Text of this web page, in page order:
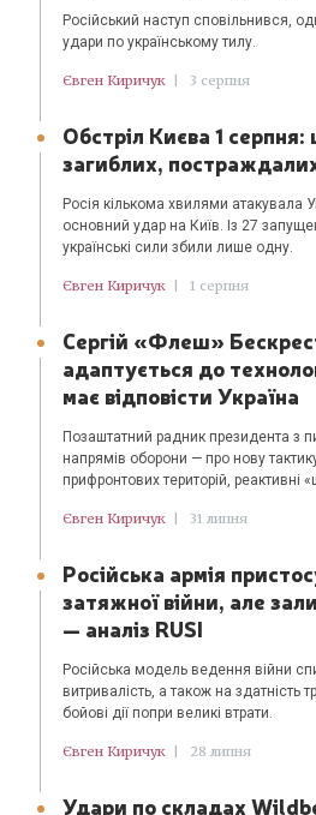
Російський наступ сповільнився,
удари по українському тилу.
Євген Киричук 3 серпня
Обстріл Києва 1
загиблих,
Росія кількома хвилями атакувала
основний удар на Київ. Із 27
українські сили збили лише одну.
Євген Киричук 1 серпня
Сергій «Флеш»
адаптується до
має відповісти Україна
Позаштатний радник президента з
напрямів оборони — про нову
прифронтових територій, реактивні
Євген Киричук 31 липня
Російська армія
затяжної війни, але
— аналіз RUSI
Російська модель ведення війни
витривалість, а також на здатність
бойові дії попри великі втрати.
Євген Киричук 28 липня
Удари по складах